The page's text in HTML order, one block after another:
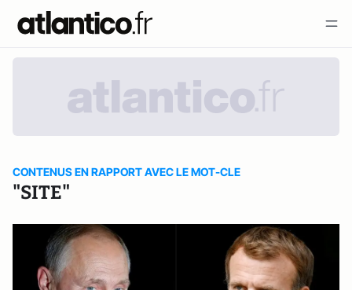
CONTENUS EN RAPPORT AVEC LE MOT-CLE
"SITE"